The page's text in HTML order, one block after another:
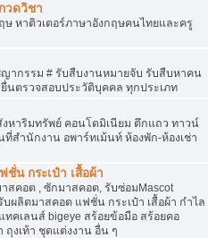
วดวิชา
หาติวเตอร์ภาษาอังกฤษคนไทยและครู
ญากรรม # รับสืบงานหมายจับ รับสืบหาคน
นตรวจสอบประวัติบุคคล ทุกประเภท
หาริมทรัพย์ คอนโดมิเนียม ตึกแถว ทาวน์
สำนักงาน อพาร์ทเม้นท์ ห้องพัก-ห้องเช่า
ชั่น กระเป๋า เสื้อผ้า
สคอต , ซักมาสคอต, รับซ่อมMascot
ผลิตมาสคอต แฟชั่น กระเป๋า เสื้อผ้า กำไล
ทคเลนส์ bigeye สร้อยข้อมือ สร้อยคอ
ถุงเท้า ชุดแต่งงาน อื่น ๆ